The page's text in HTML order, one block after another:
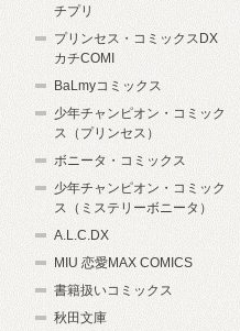
チプリ
プリンセス・コミックスDX
カチCOMI
BaLmyコミックス
少年チャンピオン・コミック
ス（プリンセス）
ボニータ・コミックス
少年チャンピオン・コミック
ス（ミステリーボニータ）
A.L.C.DX
MIU 恋愛MAX COMICS
書籍扱いコミックス
秋田文庫